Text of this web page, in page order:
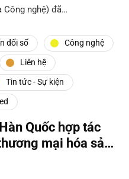
Công nghệ) đã…
đổi số Công nghệ
Liên hệ
Tin tức - Sự kiện
Quốc hợp tác
mại hóa sản